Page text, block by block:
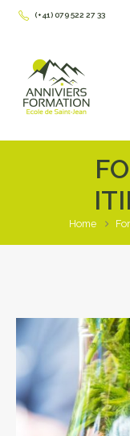
(+41) 079 522 27 33
Home